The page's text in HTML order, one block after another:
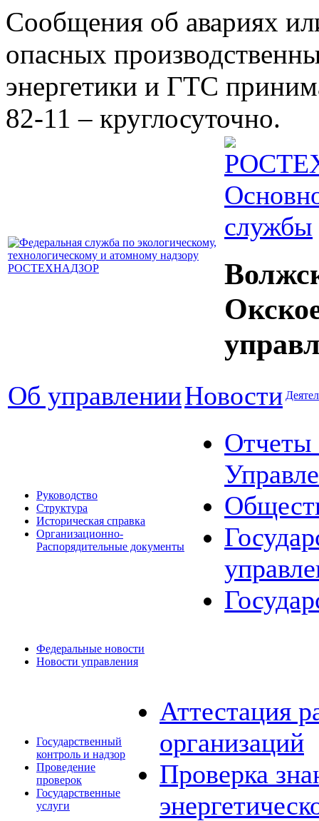
Сообщения об авариях
опасных
энергетики и ГТС
82-11 – круглосуточно.
службы
Об управленииНовости
Руководство
Структура
Историческая справка
Организационно-
Распорядительные документы
Отчеты
Федеральные новости
Новости управления
Государственный
контроль и надзор
Проведение
проверок
Государственные
услуги
Аттестация
организаций
Проверка